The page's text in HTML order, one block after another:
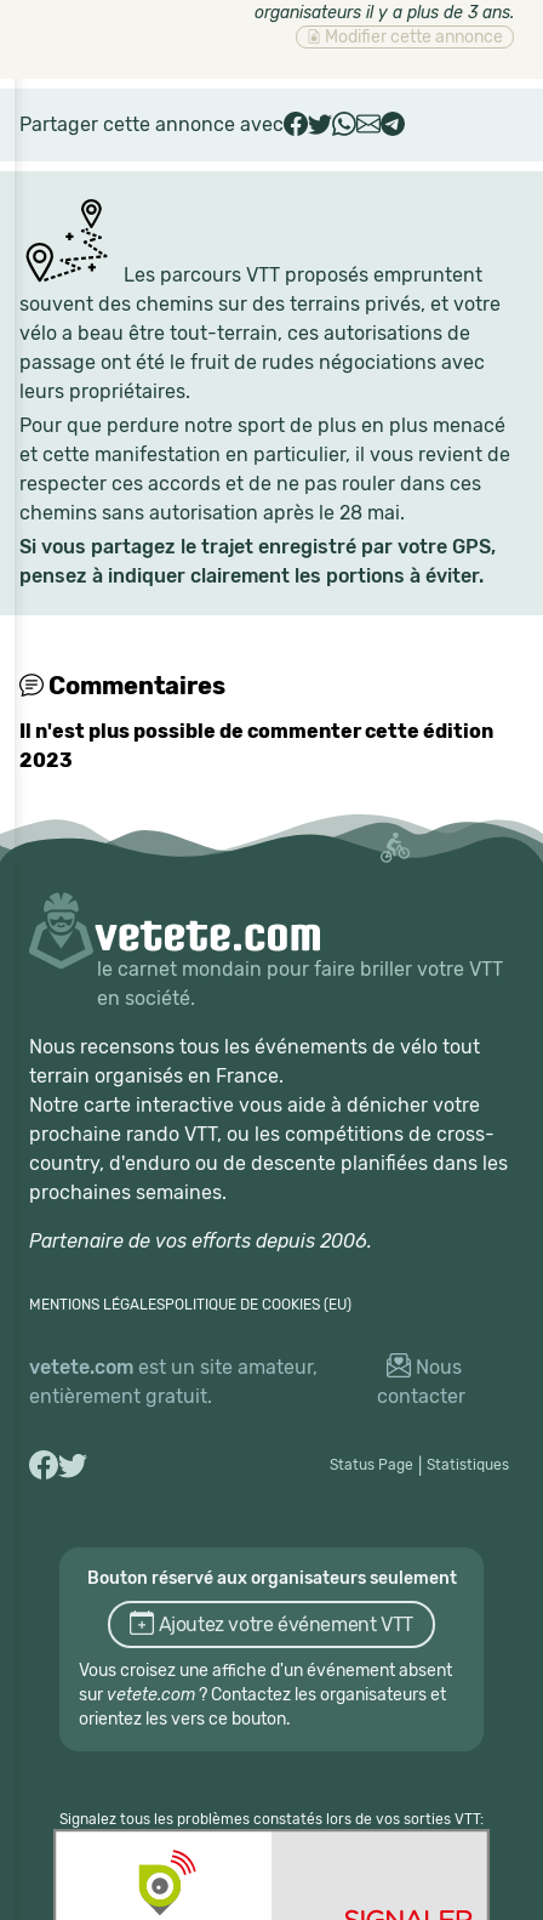
Les parcours VTT proposés empruntent
souvent des chemins sur des terrains privés, et votre
vélo a beau être tout-terrain, ces autorisations de
passage ont été le fruit de rudes négociations avec
leurs propriétaires.
Pour que perdure notre sport de plus en plus menacé
et cette manifestation en particulier, il vous revient de
respecter ces accords et de ne pas rouler dans ces
chemins sans autorisation après le 28 mai.
Si vous partagez le trajet enregistré par votre GPS,
pensez à indiquer clairement les portions à éviter.
organisateurs il y a plus de 3 ans.
Modifier cette annonce
Partager cette annonce avec
Commentaires
Il n'est plus possible de commenter cette édition
2023
le carnet mondain pour faire briller votre VTT
en société.
Nous recensons tous les événements de vélo tout
terrain organisés en France.
Notre carte interactive vous aide à dénicher votre
prochaine rando VTT, ou les compétitions de cross-
country, d'enduro ou de descente planifiées dans les
prochaines semaines.
Partenaire de vos efforts depuis 2006.
MENTIONS LÉGALESPOLITIQUE DE COOKIES (EU)
vetete.com est un site amateur,
entièrement gratuit.
Nous
contacter
Status Page Statistiques
Bouton réservé aux organisateurs seulement
Ajoutez votre événement VTT
Vous croisez une affiche d'un événement absent
sur vetete.com? Contactez les organisateurs et
orientez les vers ce bouton.
Signalez tous les problèmes constatés lors de vos sorties VTT: